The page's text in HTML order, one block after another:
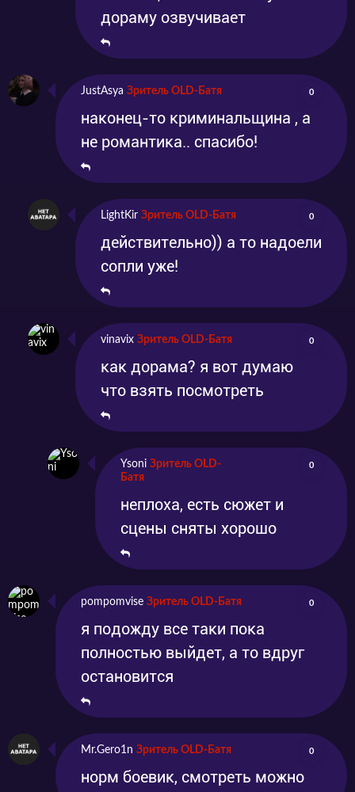
дораму озвучивает
JustAsya Зритель OLD-Батя 0
наконец-то криминальщина , а
не романтика.. спасибо!
LightKir Зритель OLD-Батя 0
действительно)) а то надоели
сопли уже!
vinavix Зритель OLD-Батя 0
как дорама? я вот думаю
что взять посмотреть
Ysoni Зритель OLD-
Батя
0
неплоха, есть сюжет и
сцены сняты хорошо
pompomvise Зритель OLD-Батя 0
я подожду все таки пока
полностью выйдет, а то вдруг
остановится
Mr.Gero1n Зритель OLD-Батя 0
норм боевик, смотреть можно